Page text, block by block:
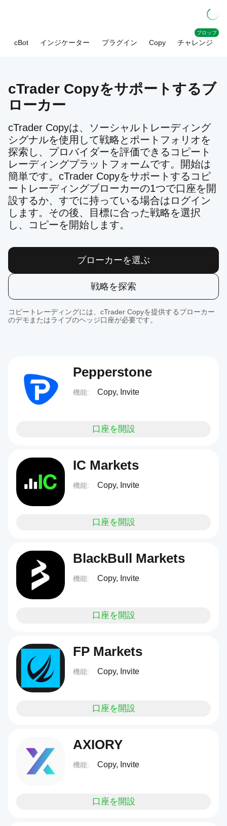
cBot インジケーター プラグイン Copy チャレンジ
プロップ
cTrader Copyをサポートするブ
ローカー
cTrader Copyは、ソーシャルトレーディング
シグナルを使用して戦略とポートフォリオを
探索し、プロバイダーを評価できるコピート
レーディングプラットフォームです。開始は
簡単です。cTrader Copyをサポートするコピ
ートレーディングブローカーの1つで口座を開
設するか、すでに持っている場合はログイン
します。その後、目標に合った戦略を選択
し、コピーを開始します。
ブローカーを選ぶ
戦略を探索
コピートレーディングには、cTrader Copyを提供するブローカー
のデモまたはライブのヘッジ口座が必要です。
Pepperstone
機能: Copy, Invite
口座を開設
IC Markets
機能: Copy, Invite
口座を開設
BlackBull Markets
機能: Copy, Invite
口座を開設
FP Markets
機能: Copy, Invite
口座を開設
AXIORY
機能: Copy, Invite
口座を開設